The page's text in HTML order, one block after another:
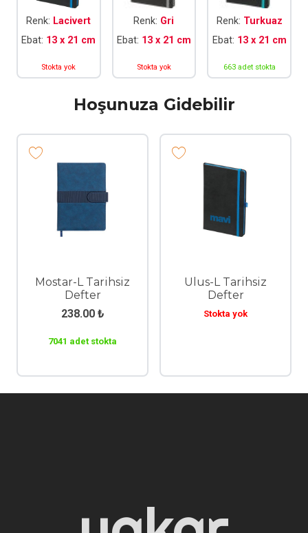
Renk: Lacivert
Ebat: 13 x 21 cm
Stokta yok
Renk: Gri
Ebat: 13 x 21 cm
Stokta yok
Renk: Turkuaz
Ebat: 13 x 21 cm
663 adet stokta
Hoşunuza Gidebilir
Mostar-L Tarihsiz
Defter
238.00 ₺
7041 adet stokta
Ulus-L Tarihsiz
Defter
Stokta yok